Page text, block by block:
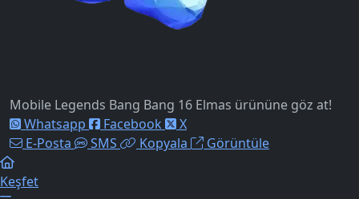
Mobile Legends Bang Bang 16 Elmas ürününe göz at!
Whatsapp
Facebook
X
E-Posta
SMS Kopyala Görüntüle
Keşfet